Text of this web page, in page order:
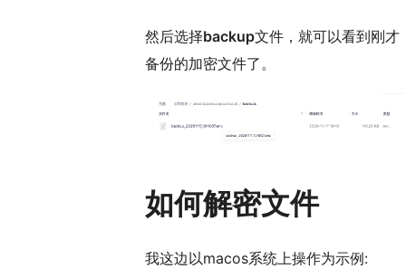
然后选择backup文件，就可以看到刚才
备份的加密文件了。
如何解密文件
我这边以macos系统上操作为示例: